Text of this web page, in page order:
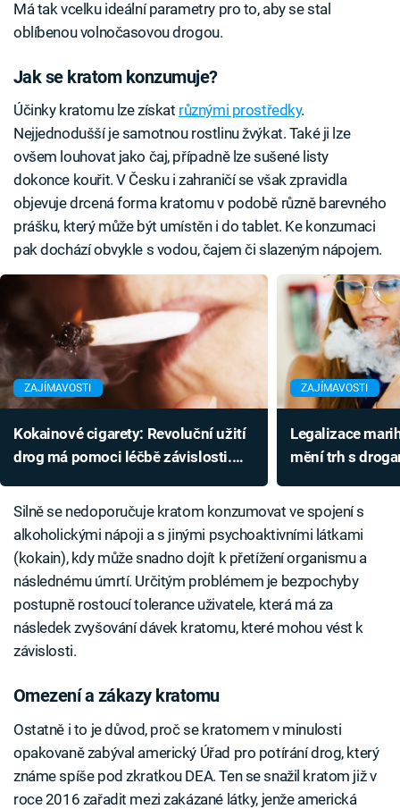
Má tak vcelku ideální parametry pro to, aby se stal
oblíbenou volnočasovou drogou.
Jak se kratom konzumuje?
Účinky kratomu lze získat různými prostředky.
Nejjednodušší je samotnou rostlinu žvýkat. Také ji lze
ovšem louhovat jako čaj, případně lze sušené listy
dokonce kouřit. V Česku i zahraničí se však zpravidla
objevuje drcená forma kratomu v podobě různě barevného
prášku, který může být umístěn i do tablet. Ke konzumaci
pak dochází obvykle s vodou, čajem či slazeným nápojem.
ZAJÍMAVOSTI
Kokainové cigarety: Revoluční užití
drog má pomoci léčbě závislosti.
ZAJÍMAVOSTI
Legalizace
mění trh s
následovat?
Silně se nedoporučuje kratom konzumovat ve spojení s
alkoholickými nápoji a s jinými psychoaktivními látkami
(kokain), kdy může snadno dojít k přetížení organismu a
následnému úmrtí. Určitým problémem je bezpochyby
postupně rostoucí tolerance uživatele, která má za
následek zvyšování dávek kratomu, které mohou vést k
závislosti.
Omezení a zákazy kratomu
Ostatně i to je důvod, proč se kratomem v minulosti
opakovaně zabýval americký Úřad pro potírání drog, který
známe spíše pod zkratkou DEA. Ten se snažil kratom již v
roce 2016 zařadit mezi zakázané látky, jenže americká